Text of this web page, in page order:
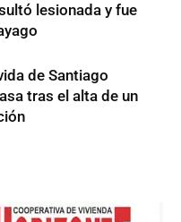
lesionada y fue
de Santiago
tras el alta de un